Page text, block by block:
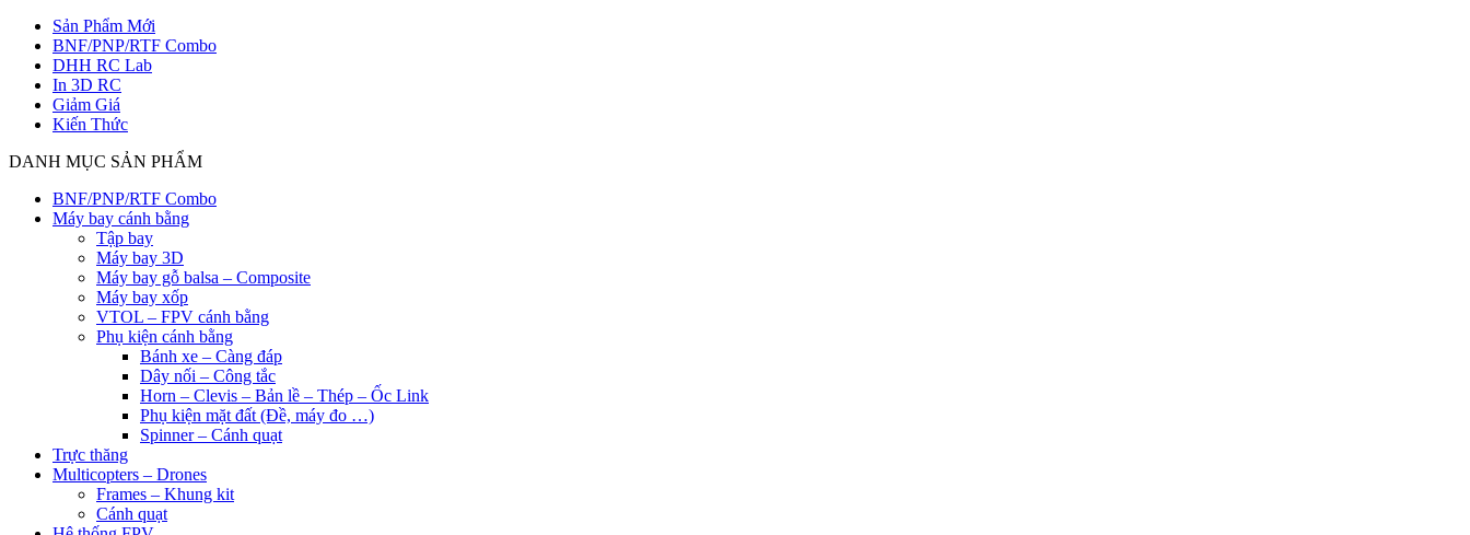
Sản Phẩm Mới
BNF/PNP/RTF Combo
DHH RC Lab
In 3D RC
Giảm Giá
Kiến Thức
DANH MỤC SẢN PHẨM
BNF/PNP/RTF Combo
Máy bay cánh bằng
Tập bay
Máy bay 3D
Máy bay gỗ balsa – Composite
Máy bay xốp
VTOL – FPV cánh bằng
Phụ kiện cánh bằng
Bánh xe – Càng đáp
Dây nối – Công tắc
Horn – Clevis – Bản lề – Thép – Ốc Link
Phụ kiện mặt đất (Đề, máy đo …)
Spinner – Cánh quạt
Trực thăng
Multicopters – Drones
Frames – Khung kit
Cánh quạt